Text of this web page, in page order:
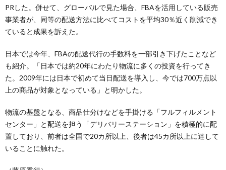
PRした。併せて、グローバルで見た場合、FBAを活用している販売
事業者が、同等の配送方法に比べてコストを平均30％近く削減でき
ていると成果を訴えた。
日本では今年、FBAの配送代行の手数料を一部引き下げたことなど
も紹介。「日本では約20年にわたり物流に多くの投資を行ってき
た。2009年には日本で初めて当日配送を導入し、今では700万点以
上の商品が対象となっている」と明かした。
物流の基盤となる、商品仕分けなどを手掛ける「フルフィルメント
センター」と配送を担う「デリバリーステーション」を積極的に配
置しており、前者は全国で20カ所以上、後者は45カ所以上に達して
いることに触れた。